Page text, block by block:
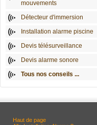
mouvements
Détecteur d'immersion
Installation alarme piscine
Devis télésurveillance
Devis alarme sonore
Tous nos conseils ...
Haut de page